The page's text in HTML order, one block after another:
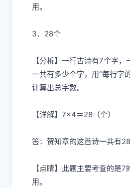
用。
3．28个
【分析】一行古诗有7个字
一共有多少个字，用“每行字
计算出总字数。
【详解】7×4＝28（个）
答：贺知章的这首诗一共有28
【点睛】此题主要考查的是
用。